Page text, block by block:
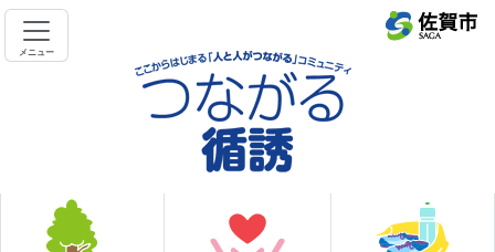
メニュー